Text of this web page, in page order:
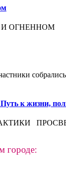
к жизни,
городе: